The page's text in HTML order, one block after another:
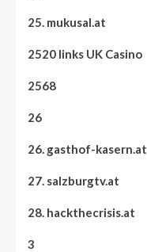
25. mukusal.at
2520 links UK Casino
2568
26
26. gasthof-kasern.at
27. salzburgtv.at
28. hackthecrisis.at
3